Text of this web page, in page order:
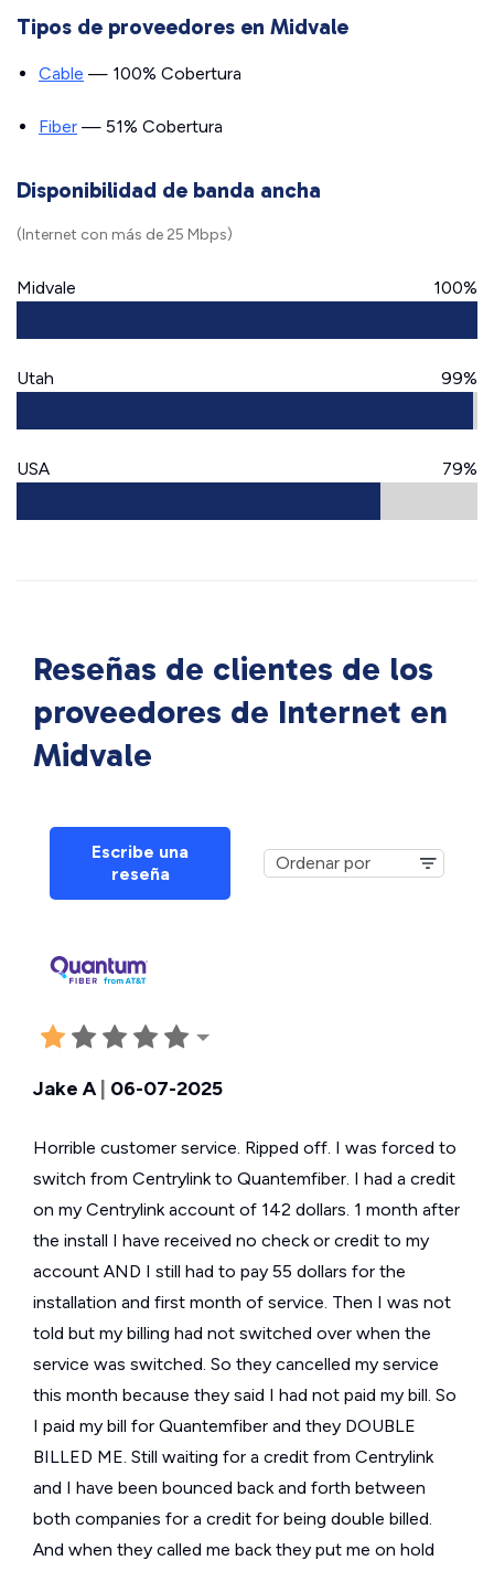
Tipos de proveedores en Midvale
Cable — 100% Cobertura
Fiber — 51% Cobertura
Disponibilidad de banda ancha
(Internet con más de 25 Mbps)
Midvale 100%
Utah 99%
USA 79%
Reseñas de clientes de los
proveedores de Internet en
Midvale
Escribe una
reseña
Jake A| 06-07-2025
Horrible customer service. Ripped off. I was forced to
switch from Centrylink to Quantemfiber. I had a credit
on my Centrylink account of 142 dollars. 1 month after
the install I have received no check or credit to my
account AND I still had to pay 55 dollars for the
installation and first month of service. Then I was not
told but my billing had not switched over when the
service was switched. So they cancelled my service
this month because they said I had not paid my bill. So
I paid my bill for Quantemfiber and they DOUBLE
BILLED ME. Still waiting for a credit from Centrylink
and I have been bounced back and forth between
both companies for a credit for being double billed.
And when they called me back they put me on hold